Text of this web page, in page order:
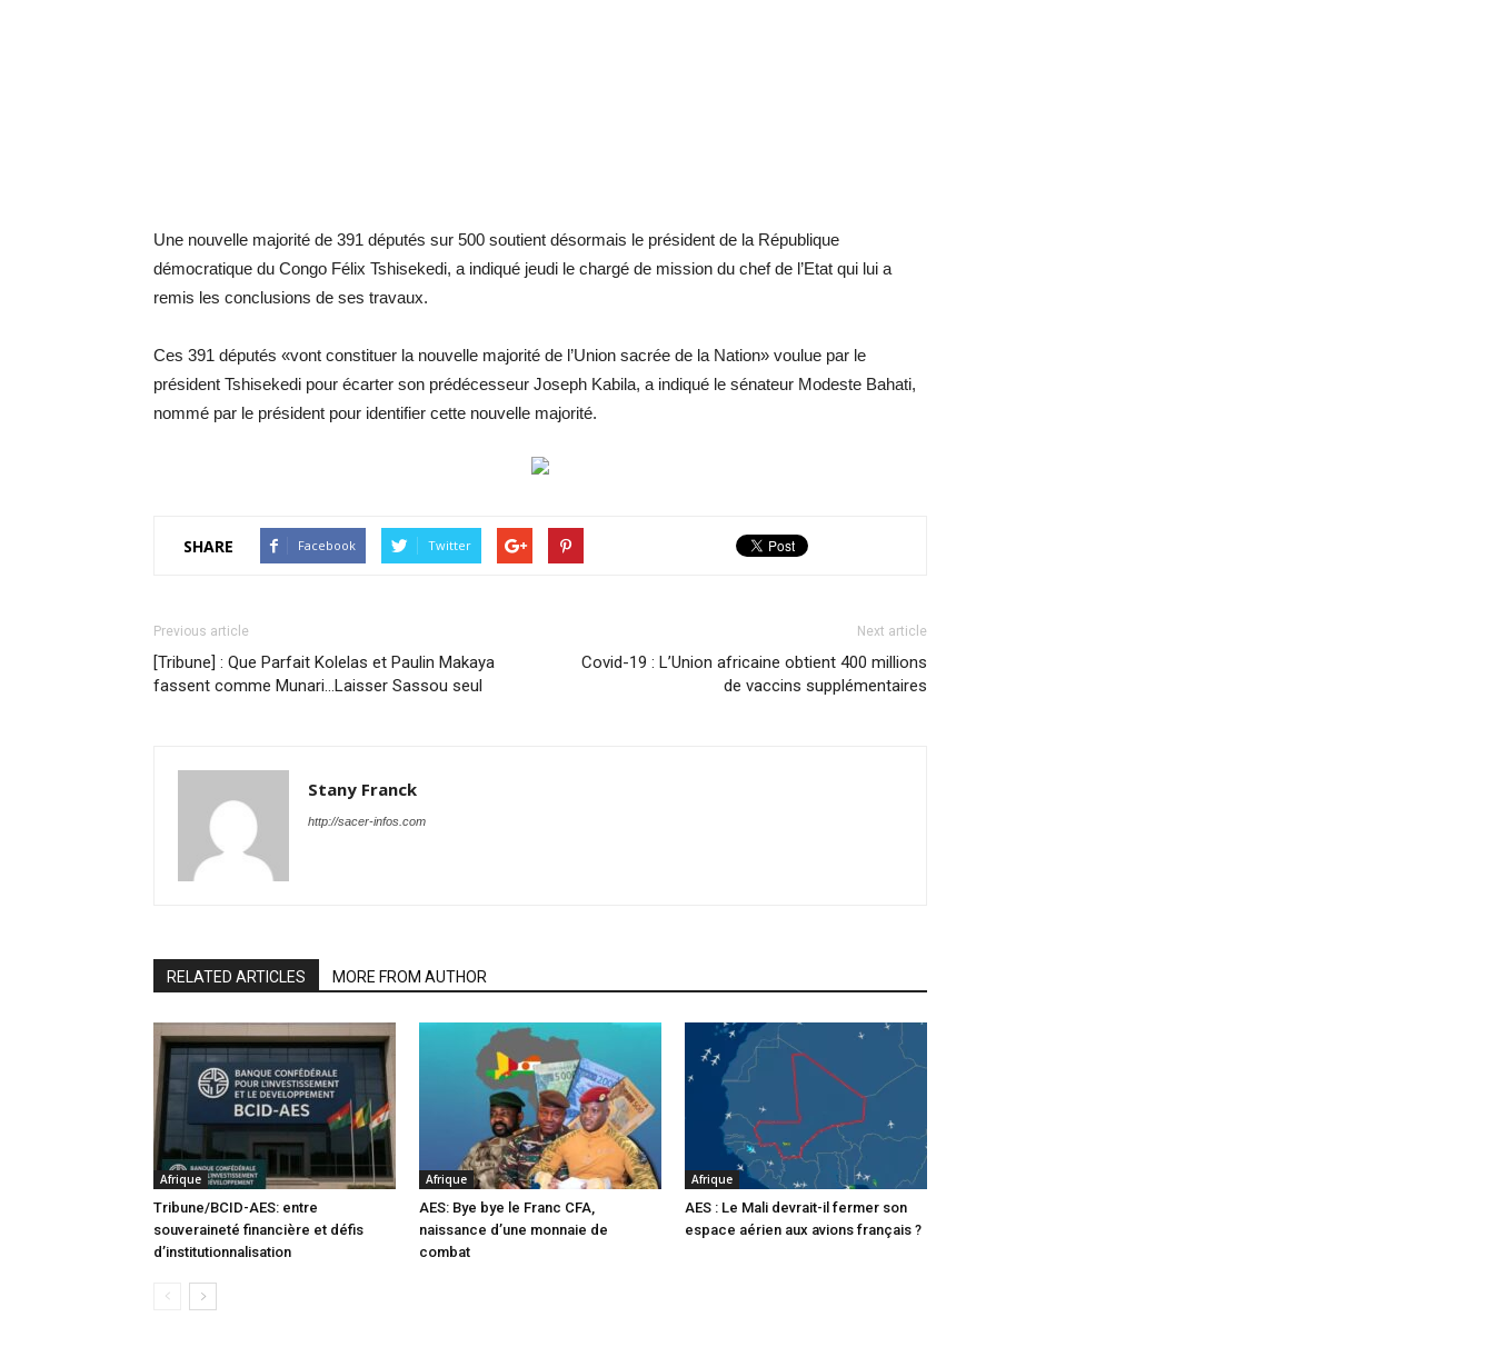
Une nouvelle majorité de 391 députés sur 500 soutient désormais le président de la République
démocratique du Congo Félix Tshisekedi, a indiqué jeudi le chargé de mission du chef de l’Etat qui lui a
remis les conclusions de ses travaux.
Ces 391 députés «vont constituer la nouvelle majorité de l’Union sacrée de la Nation» voulue par le
président Tshisekedi pour écarter son prédécesseur Joseph Kabila, a indiqué le sénateur Modeste Bahati,
nommé par le président pour identifier cette nouvelle majorité.
SHARE Facebook Twitter
Previous article
[Tribune] : Que Parfait Kolelas et Paulin Makaya
fassent comme Munari…Laisser Sassou seul
Next article
Covid-19 : L’Union africaine obtient 400 millions
de vaccins supplémentaires
Stany Franck
http://sacer-infos.com
RELATED ARTICLES MORE FROM AUTHOR
Afrique
Tribune/BCID-AES: entre
souveraineté financière et défis
d’institutionnalisation
Afrique
AES: Bye bye le Franc CFA,
naissance d’une monnaie de
combat
Afrique
AES : Le Mali devrait-il fermer son
espace aérien aux avions français ?